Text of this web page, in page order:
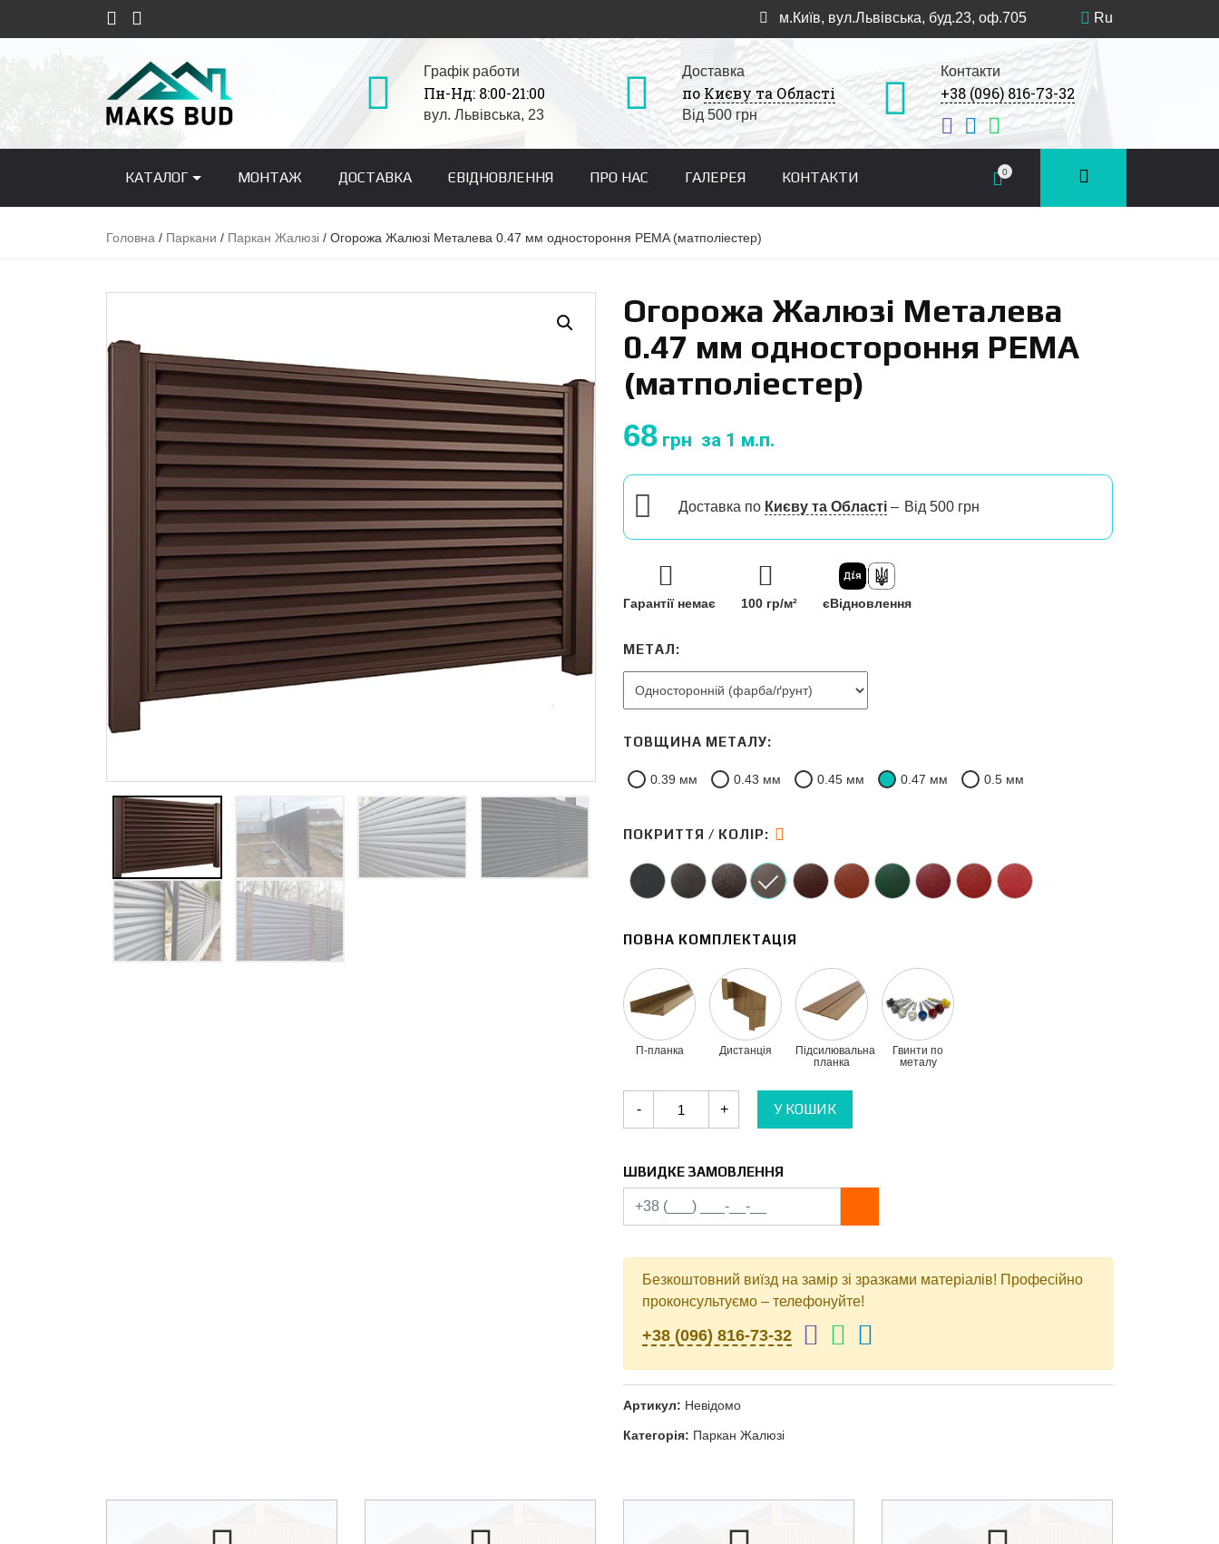
м.Київ, вул.Львівська, буд.23, оф.705 Ru
Графік работи
Пн-Нд: 8:00-21:00
вул. Львівська, 23
Доставка
по Києву та Області
Від 500 грн
Контакти
+38 (096) 816-73-32
КАТАЛОГ МОНТАЖ ДОСТАВКА ЄВІДНОВЛЕННЯ ПРО НАС ГАЛЕРЕЯ КОНТАКТИ 0
Головна / Паркани / Паркан Жалюзі / Огорожа Жалюзі Металева 0.47 мм одностороння PEMA (матполіестер)
Огорожа Жалюзі Металева
0.47 мм одностороння PEMA
(матполіестер)
68 грн за 1 м.п.
Доставка по Києву та Області Від 500 грн
Гарантії немає 100 гр/м² єВідновлення
МЕТАЛ:
ТОВЩИНА МЕТАЛУ:
0.39 мм 0.43 мм 0.45 мм 0.47 мм 0.5 мм
ПОКРИТТЯ / КОЛІР:
ПОВНА КОМПЛЕКТАЦІЯ
П-планка Дистанція
Підсилювальна
планка
Гвинти по
металу
-
Огорожа
Жалюзі
Металева
одностороння
PEMA
(матполіестер)
кількість
+ У КОШИК
ШВИДКЕ ЗАМОВЛЕННЯ
Безкоштовний виїзд на замір зі зразками матеріалів! Професійно
проконсультуємо – телефонуйте!
+38 (096) 816-73-32
Артикул: Невідомо
Категорія: Паркан Жалюзі